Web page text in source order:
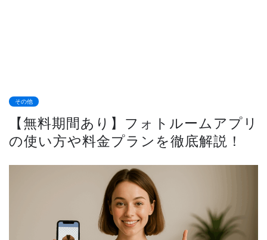
その他
【無料期間あり】フォトルームアプリ
の使い方や料金プランを徹底解説！